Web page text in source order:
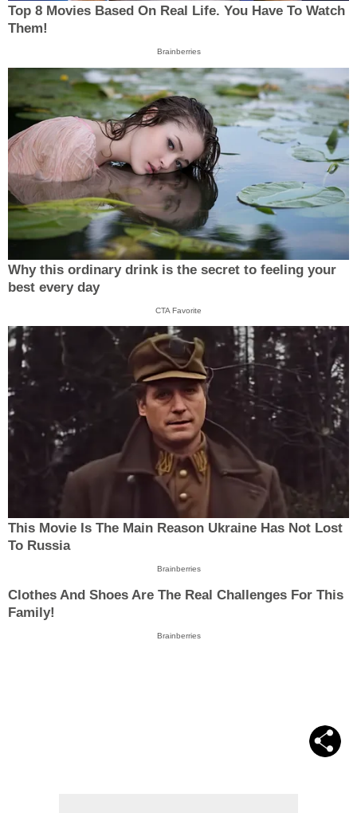
Top 8 Movies Based On Real Life. You Have To Watch
Them!
Brainberries
Why this ordinary drink is the secret to feeling your
best every day
CTA Favorite
This Movie Is The Main Reason Ukraine Has Not Lost
To Russia
Brainberries
Clothes And Shoes Are The Real Challenges For This
Family!
Brainberries